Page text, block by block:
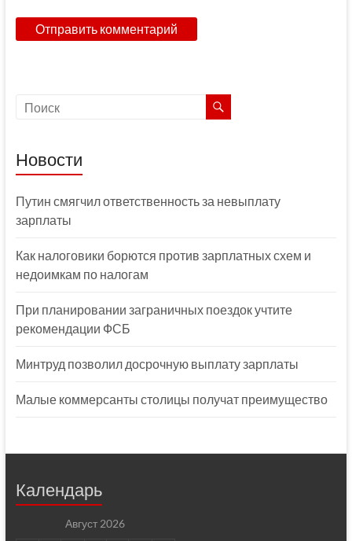
Новости
Путин смягчил ответственность за невыплату
зарплаты
Как налоговики борются против зарплатных схем и
недоимкам по налогам
При планировании заграничных поездок учтите
рекомендации ФСБ
Минтруд позволил досрочную выплату зарплаты
Малые коммерсанты столицы получат преимущество
Календарь
Август 2026